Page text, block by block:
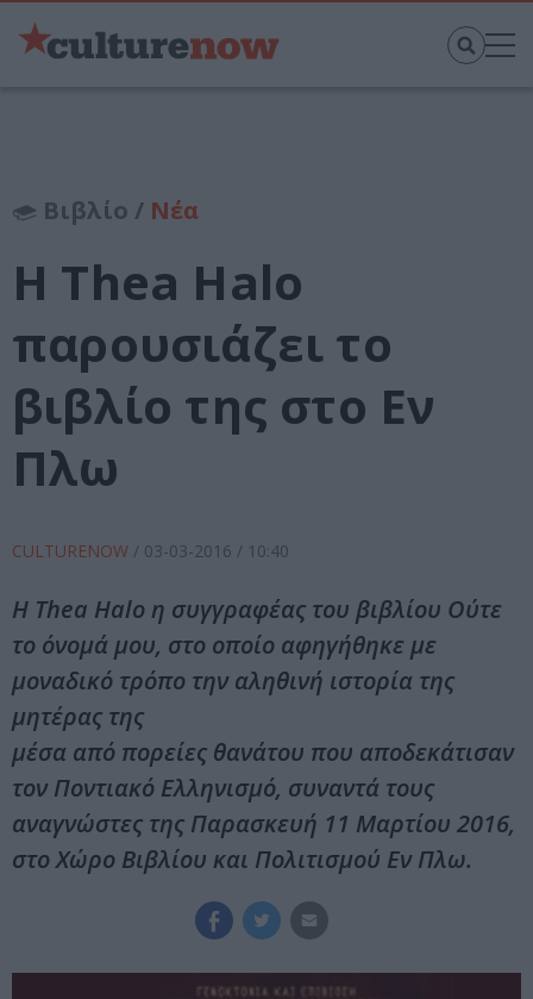
Βιβλίο / Νέα
Η Thea Halo
παρουσιάζει το
βιβλίο της στο Εν
Πλω
CULTURENOW / 03-03-2016 / 10:40
Η Thea Halo η συγγραφέας του βιβλίου Ούτε
το όνομά μου, στο οποίο αφηγήθηκε με
μοναδικό τρόπο την αληθινή ιστορία της
μητέρας της
μέσα από πορείες θανάτου που αποδεκάτισαν
τον Ποντιακό Ελληνισμό, συναντά τους
αναγνώστες της Παρασκευή 11 Μαρτίου 2016,
στο Χώρο Βιβλίου και Πολιτισμού Εν Πλω.